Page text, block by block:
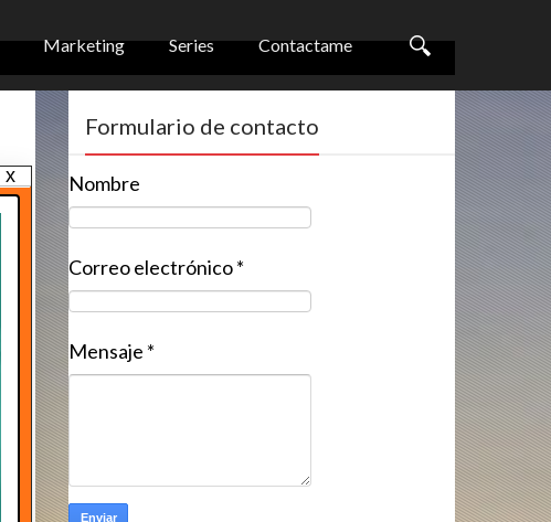
Marketing Series Contactame
Formulario de contacto
Nombre
Correo electrónico*
Mensaje *
x